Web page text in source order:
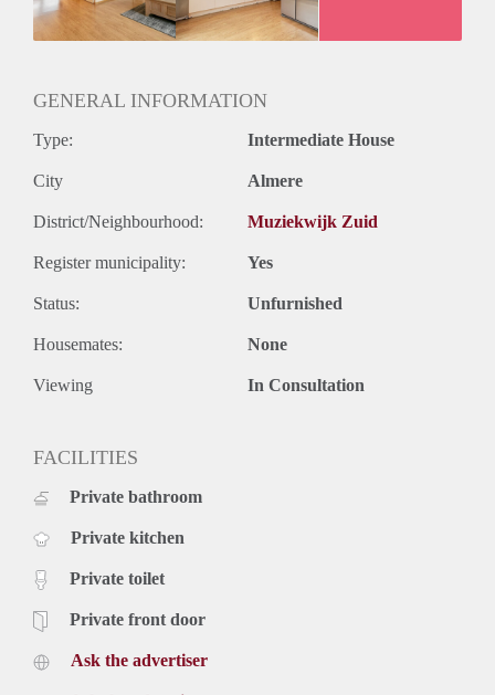
GENERAL INFORMATION
Type: Intermediate House
City Almere
District/Neighbourhood: Muziekwijk Zuid
Register municipality: Yes
Status: Unfurnished
Housemates: None
Viewing In Consultation
FACILITIES
Private bathroom
Private kitchen
Private toilet
Private front door
Ask the advertiser